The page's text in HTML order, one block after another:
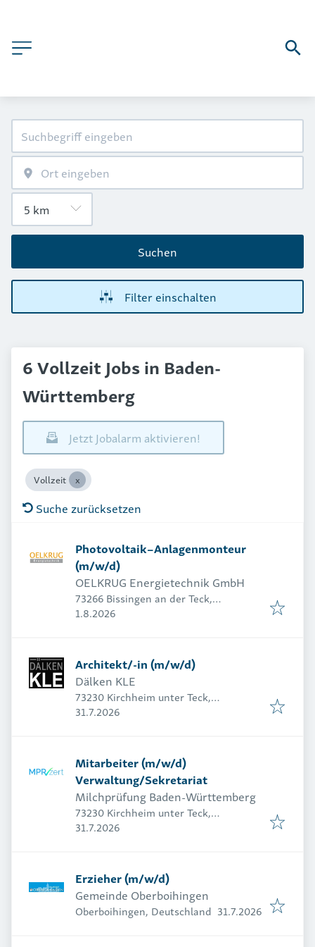
Suchen
Filter einschalten
6 Vollzeit Jobs in Baden-
Württemberg
Jetzt Jobalarm aktivieren!
Vollzeit
Suche zurücksetzen
Photovoltaik–Anlagenmonteur
(m/w/d)
OELKRUG Energietechnik GmbH
73266 Bissingen an der Teck,
Deutschland
Veröffentlicht
1.8.2026
Architekt/-in (m/w/d)
Dälken KLE
73230 Kirchheim unter Teck,
Deutschland
Veröffentlicht
31.7.2026
Mitarbeiter (m/w/d)
Verwaltung/Sekretariat
Milchprüfung Baden-Württemberg
73230 Kirchheim unter Teck,
Deutschland
Veröffentlicht
31.7.2026
Erzieher (m/w/d)
Gemeinde Oberboihingen
Oberboihingen, Deutschland Veröffentlicht:
31.7.2026